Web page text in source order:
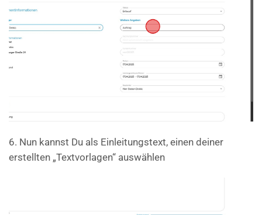
6. Nun kannst Du als Einleitungstext, einen deiner
erstellten „Textvorlagen“ auswählen